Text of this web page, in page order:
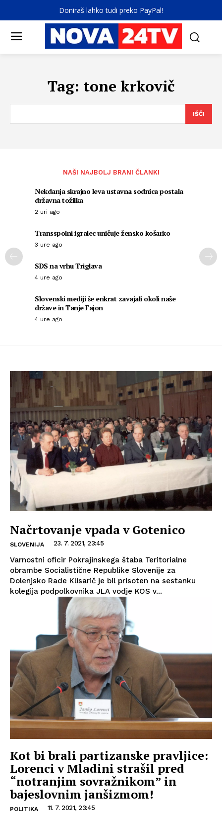
Doniraš lahko tudi preko PayPal!
Tag: tone krkovič
IŠČI
NAŠI NAJBOLJ BRANI ČLANKI
Nekdanja skrajno leva ustavna sodnica postala
državna tožilka
2 uri ago
Transspolni igralec uničuje žensko košarko
3 ure ago
SDS na vrhu Triglava
4 ure ago
Slovenski mediji še enkrat zavajali okoli naše
države in Tanje Fajon
4 ure ago
Načrtovanje vpada v Gotenico
SLOVENIJA 23. 7. 2021, 23:45
Varnostni oficir Pokrajinskega štaba Teritorialne
obrambe Socialistične Republike Slovenije za
Dolenjsko Rade Klisarič je bil prisoten na sestanku
kolegija podpolkovnika JLA vodje KOS v...
Kot bi brali partizanske pravljice:
Lorenci v Mladini strašil pred
“notranjim sovražnikom” in
bajeslovnim janšizmom!
POLITIKA 11. 7. 2021, 23:45